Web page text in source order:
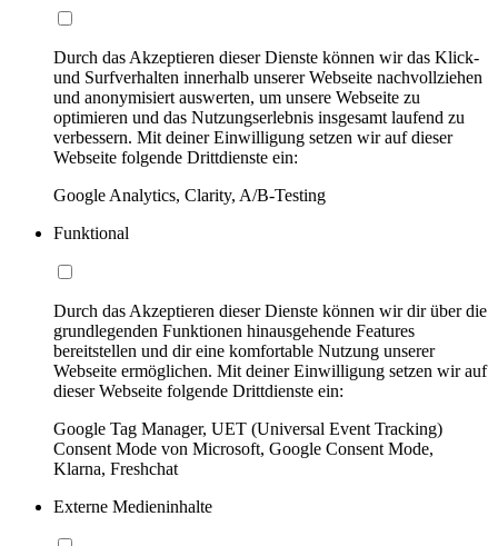
Durch das Akzeptieren dieser Dienste können wir das Klick-
und Surfverhalten innerhalb unserer Webseite nachvollziehen
und anonymisiert auswerten, um unsere Webseite zu
optimieren und das Nutzungserlebnis insgesamt laufend zu
verbessern. Mit deiner Einwilligung setzen wir auf dieser
Webseite folgende Drittdienste ein:
Google Analytics, Clarity, A/B-Testing
Funktional
Durch das Akzeptieren dieser Dienste können wir dir über die
grundlegenden Funktionen hinausgehende Features
bereitstellen und dir eine komfortable Nutzung unserer
Webseite ermöglichen. Mit deiner Einwilligung setzen wir auf
dieser Webseite folgende Drittdienste ein:
Google Tag Manager, UET (Universal Event Tracking)
Consent Mode von Microsoft, Google Consent Mode,
Klarna, Freshchat
Externe Medieninhalte